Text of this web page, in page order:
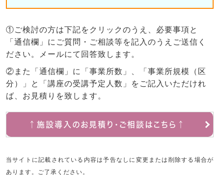
①ご検討の方は下記をクリックのうえ、必要事項と
「通信欄」にご質問・ご相談等を記入のうえご送信く
ださい。メールにて回答致します。
②また「通信欄」に「事業所数」、「事業所規模（区
分）」と「講座の受講予定人数」をご記入いただけれ
ば、お見積りを致します。
↑施設導入のお見積り・ご相談はこちら↑
当サイトに記載されている内容は予告なしに変更または削除する場合が
あります。ご了承ください。